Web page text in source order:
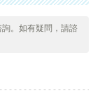
of diarrhea in
present status
。如有疑問，請諮